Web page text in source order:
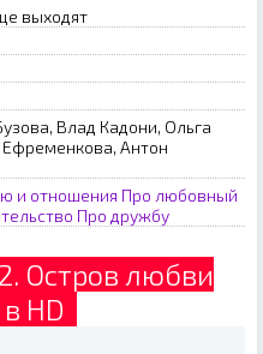
выходят
Влад Кадони, Ольга
Антон
и отношения Про любовный
Про дружбу
Остров любви
HD